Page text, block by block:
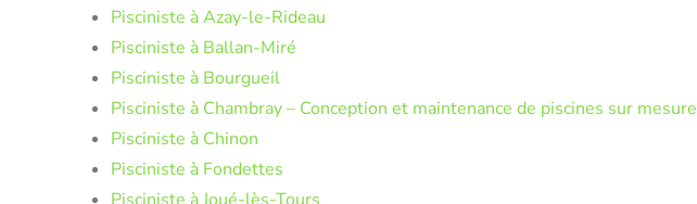
Pisciniste à Azay-le-Rideau
Pisciniste à Ballan-Miré
Pisciniste à Bourgueil
Pisciniste à Chambray – Conception et maintenance de piscines sur mesure
Pisciniste à Chinon
Pisciniste à Fondettes
Pisciniste à Joué-lès-Tours